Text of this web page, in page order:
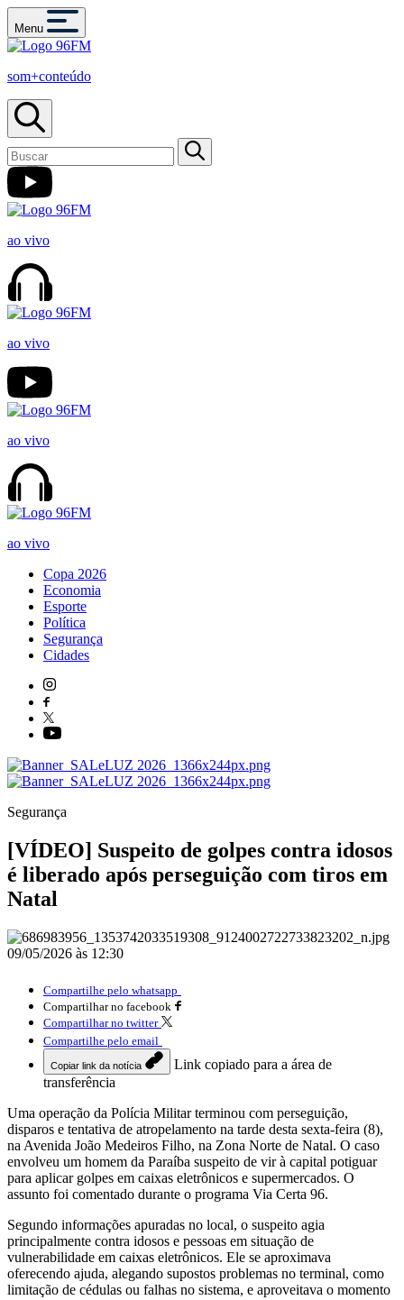
Menu
som+conteúdo
ao vivo
ao vivo
ao vivo
ao vivo
Copa 2026
Economia
Esporte
Política
Segurança
Cidades
Segurança
[VÍDEO] Suspeito de golpes contra idosos
é liberado após perseguição com tiros em
Natal
09/05/2026 às 12:30
Compartilhe pelo whatsapp
Compartilhar no facebook
Compartilhar no twitter
Compartilhe pelo email
Copiar link da notícia
Link copiado para a área de
transferência
Uma operação da Polícia Militar terminou com perseguição,
disparos e tentativa de atropelamento na tarde desta sexta-feira (8),
na Avenida João Medeiros Filho, na Zona Norte de Natal. O caso
envolveu um homem da Paraíba suspeito de vir à capital potiguar
para aplicar golpes em caixas eletrônicos e supermercados. O
assunto foi comentado durante o programa Via Certa 96.
Segundo informações apuradas no local, o suspeito agia
principalmente contra idosos e pessoas em situação de
vulnerabilidade em caixas eletrônicos. Ele se aproximava
oferecendo ajuda, alegando supostos problemas no terminal, como
limitação de cédulas ou falhas no sistema, e aproveitava o momento